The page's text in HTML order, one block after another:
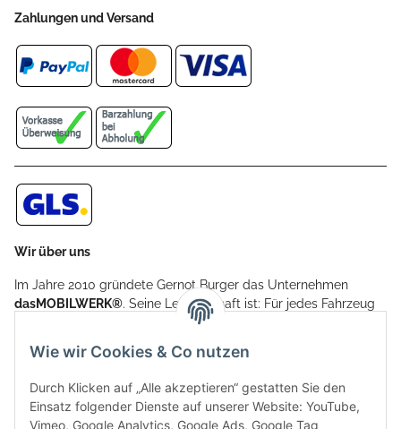
Zahlungen und Versand
Wir über uns
Im Jahre 2010 gründete Gernot Burger das Unternehmen
dasMOBILWERK®. Seine Leidenschaft ist: Für jedes Fahrzeug
ein Car Cover anzubieten - passgenau und individuell.
Aufgrund der vielen positiven Kundenrückmeldungen kamen
weitere Produkte, wie Reifenschuhe, Hardtopständer hinzu.
Seine Reifenschoner werden in Deutschland produziert und
sind mit hochwertigen Techniken und Materialien gefertigt.
Wie wir Cookies & Co nutzen
Durch Klicken auf „Alle akzeptieren“ gestatten Sie den
Einsatz folgender Dienste auf unserer Website: YouTube,
Vimeo, Google Analytics, Google Ads, Google Tag